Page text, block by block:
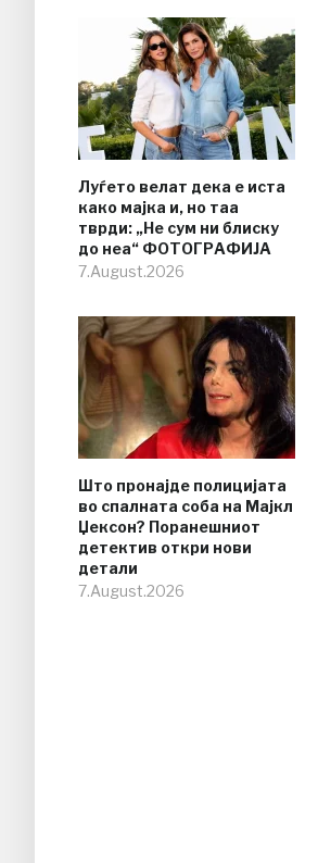
Луѓето велат дека е иста
како мајка и, но таа
тврди: „Не сум ни блиску
до неа“ ФОТОГРАФИЈА
7.August.2026
Што пронајде полицијата
во спалната соба на Мајкл
Џексон? Поранешниот
детектив откри нови
детали
7.August.2026